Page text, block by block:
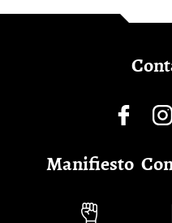
Manifiesto